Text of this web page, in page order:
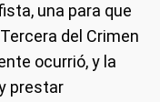
una para que
del Crimen
ocurrió, y la
prestar